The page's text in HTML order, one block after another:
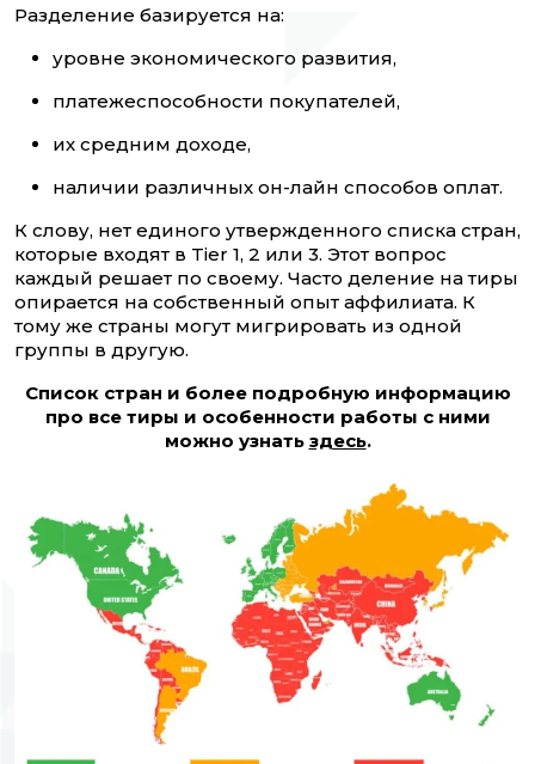
Разделение базируется на:
уровне экономического развития,
платежеспособности покупателей,
их средним доходе,
наличии различных он-лайн способов оплат.
К слову, нет единого утвержденного списка стран,
которые входят в Tier 1, 2 или 3. Этот вопрос
каждый решает по своему. Часто деление на тиры
опирается на собственный опыт аффилиата. К
тому же страны могут мигрировать из одной
группы в другую.
Список стран и более подробную информацию
про все тиры и особенности работы с ними
можно узнать здесь.